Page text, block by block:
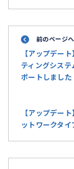
前のページへ
【アップデー
ティングシス
ポートしました
【アップデー
ットワークタ